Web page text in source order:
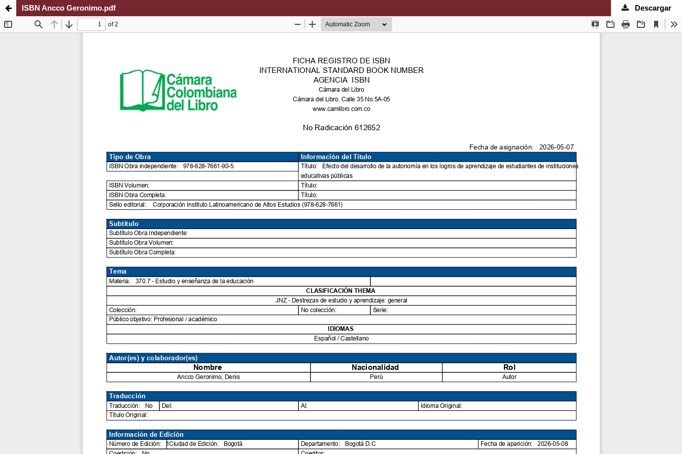
ISBN Ancco Geronimo.pdf Descargar